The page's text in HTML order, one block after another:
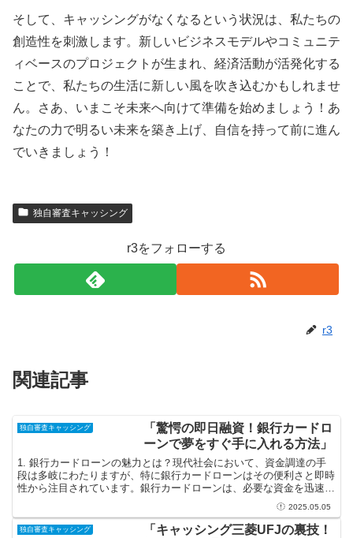
そして、キャッシングがなくなるという状況は、私たちの
創造性を刺激します。新しいビジネスモデルやコミュニテ
ィベースのプロジェクトが生まれ、経済活動が活発化する
ことで、私たちの生活に新しい風を吹き込むかもしれませ
ん。さあ、いまこそ未来へ向けて準備を始めましょう！あ
なたの力で明るい未来を築き上げ、自信を持って前に進ん
でいきましょう！
独自審査キャッシング
r3をフォローする
r3
関連記事
独自審査キャッシング
「驚愕の即日融資！銀行カードロ
ーンで夢をすぐ手に入れる方法」
1. 銀行カードローンの魅力とは？現代社会において、資金調達の手
段は多岐にわたりますが、特に銀行カードローンはその便利さと即時
性から注目されています。銀行カードローンは、必要な資金を迅速に
手に入れることができるため、急な出費や夢の実現に向け...2025.05.05
独自審査キャッシング
「キャッシング三菱UFJの裏技！